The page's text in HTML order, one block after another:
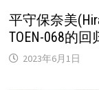
平守保奈美
TOEN-068的
2023年6月1日